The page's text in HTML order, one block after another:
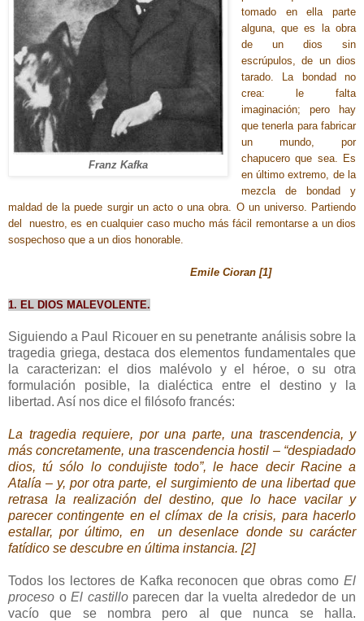
Franz Kafka
tomado en ella parte
alguna, que es la obra
de un dios sin
escrúpulos, de un dios
tarado. La bondad no
crea: le falta
imaginación; pero hay
que tenerla para fabricar
un mundo, por
chapucero que sea. Es
en último extremo, de la
mezcla de bondad y
maldad de la puede surgir un acto o una obra. O un universo. Partiendo
del nuestro, es en cualquier caso mucho más fácil remontarse a un dios
sospechoso que a un dios honorable.
Emile Cioran [1]
1. EL DIOS MALEVOLENTE.
Siguiendo a Paul Ricouer en su penetrante análisis sobre la
tragedia griega, destaca dos elementos fundamentales que
la caracterizan: el dios malévolo y el héroe, o su otra
formulación posible, la dialéctica entre el destino y la
libertad. Así nos dice el filósofo francés:
La tragedia requiere, por una parte, una trascendencia, y
más concretamente, una trascendencia hostil – “despiadado
dios, tú sólo lo condujiste todo”, le hace decir Racine a
Atalía – y, por otra parte, el surgimiento de una libertad que
retrasa la realización del destino, que lo hace vacilar y
parecer contingente en el clímax de la crisis, para hacerlo
estallar, por último, en
un desenlace donde su carácter
fatídico se descubre en última instancia. [2]
Todos los lectores de Kafka reconocen que obras como El
proceso oEl castilloparecen dar la vuelta alrededor de un
vacío que se nombra pero al que nunca se halla.